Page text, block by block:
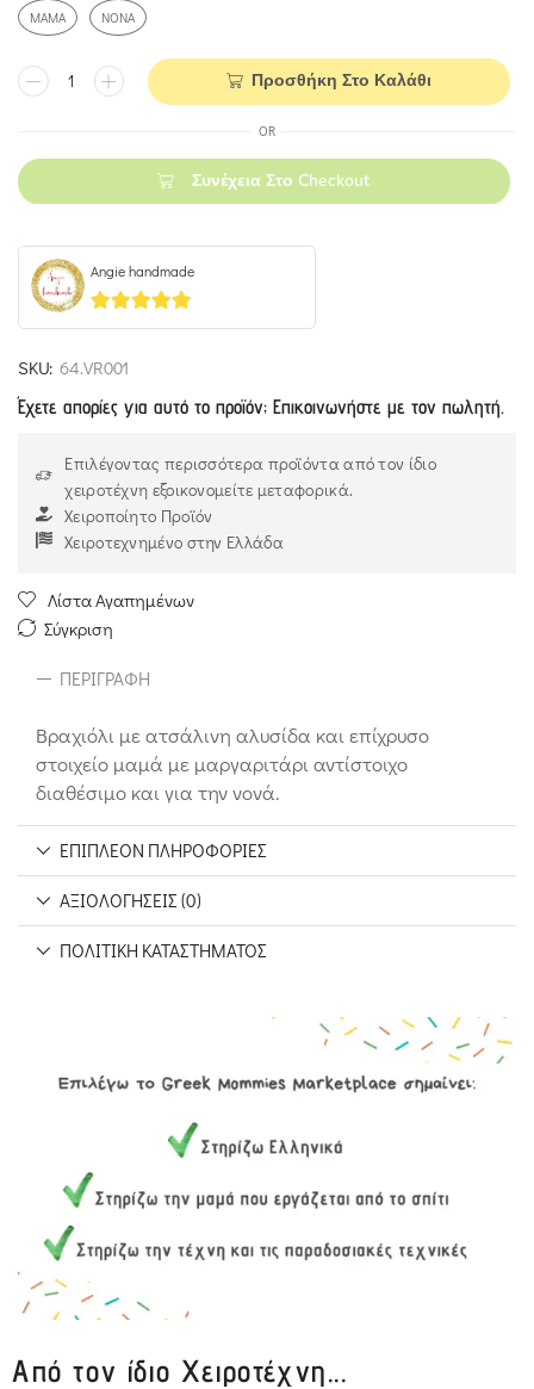
ΜΑΜΆ ΝΟΝΆ
Προσθήκη Στο Καλάθι
OR
Συνέχεια Στο Checkout
Angie handmade
5out of 5
SKU: 64.VR001
Έχετε απορίες για αυτό το προϊόν; Επικοινωνήστε με τον πωλητή.
Επιλέγοντας περισσότερα προϊόντα από τον ίδιο
χειροτέχνη εξοικονομείτε μεταφορικά.
Χειροποίητο Προϊόν
Χειροτεχνημένο στην Ελλάδα
Λίστα Αγαπημένων
Σύγκριση
ΠΕΡΙΓΡΑΦΉ
Βραχιόλι με ατσάλινη αλυσίδα και επίχρυσο
στοιχείο μαμά με μαργαριτάρι αντίστοιχο
διαθέσιμο και για την νονά.
ΕΠΙΠΛΈΟΝ ΠΛΗΡΟΦΟΡΊΕΣ
ΑΞΙΟΛΟΓΉΣΕΙΣ (0)
ΠΟΛΙΤΙΚΉ ΚΑΤΑΣΤΉΜΑΤΟΣ
Από τον ίδιο Χειροτέχνη...